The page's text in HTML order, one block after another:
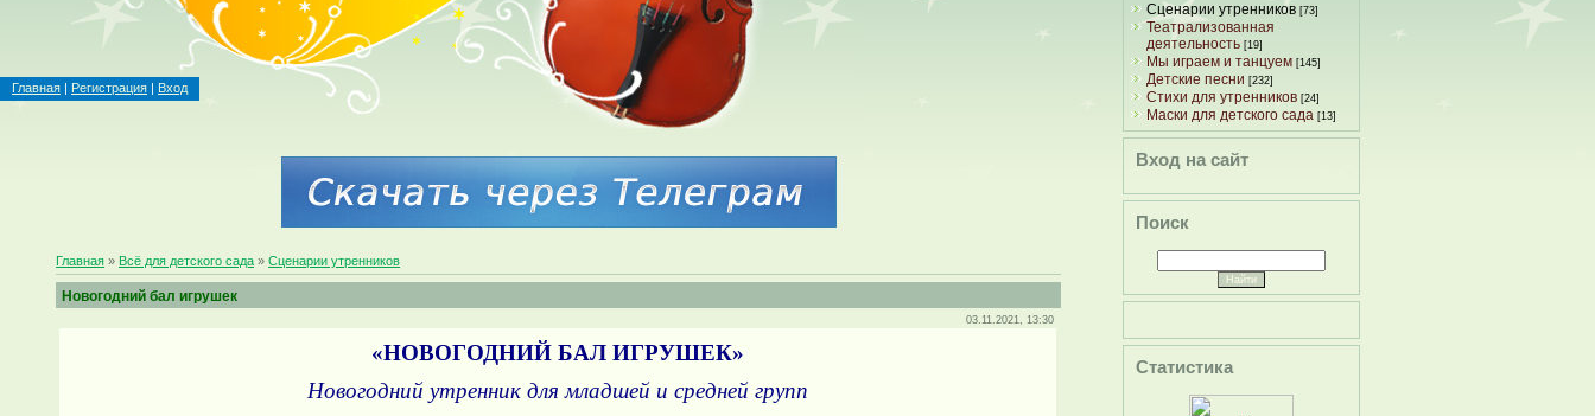
Главная | Регистрация | Вход
Главная » Всё для детского сада »Сценарии утренников
Новогодний бал игрушек
03.11.2021, 13:30
«НОВОГОДНИЙ БАЛ ИГРУШЕК»
Новогодний утренник для младшей и средней групп
Сценарии утренников [73]
Театрализованная
деятельность [19]
Мы играем и танцуем [145]
Детские песни [232]
Стихи для утренников [24]
Маски для детского сада [13]
Вход на сайт
Поиск
Статистика